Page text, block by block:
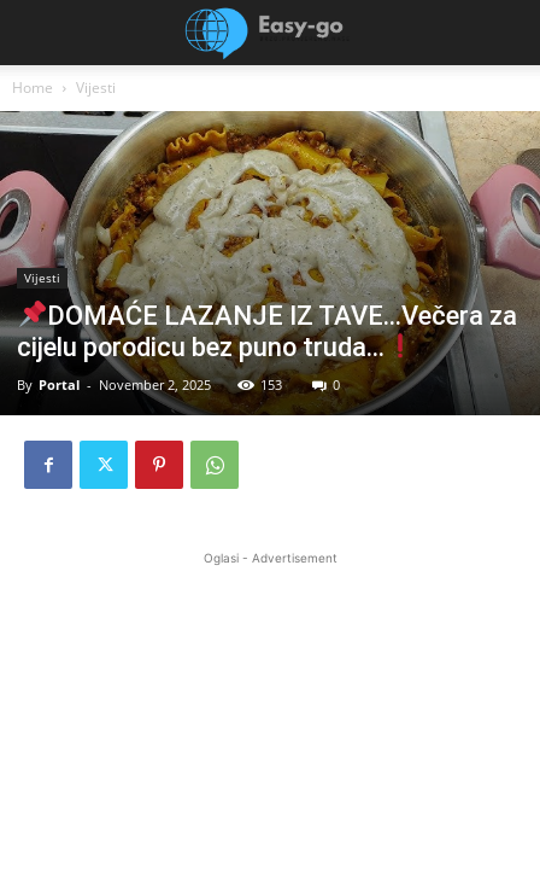
Home Vijesti
Vijesti
DOMAĆE LAZANJE IZ TAVE…Večera za
cijelu porodicu bez puno truda…
By Portal - November 2, 2025 153 0
Oglasi - Advertisement